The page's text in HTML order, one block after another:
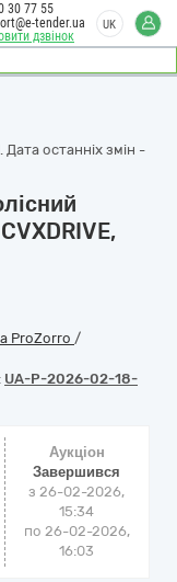
дзвінок
30 77 55
tender.ua
UK
останніх змін -
ProZorro /
UA-P-2026-02-18-
Аукціон
Завершився
з26-02-2026,
15:34
по 26-02-2026,
16:03